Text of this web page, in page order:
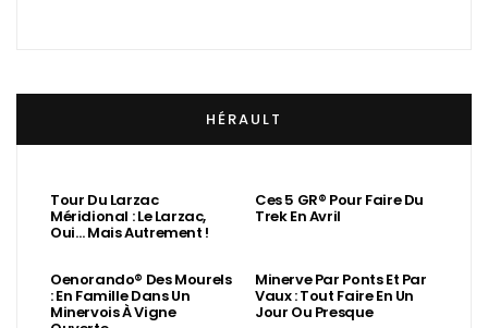
HÉRAULT
Tour Du Larzac
Méridional : Le Larzac,
Oui… Mais Autrement !
Ces 5 GR® Pour Faire Du
Trek En Avril
Oenorando® Des Mourels
: En Famille Dans Un
Minervois À Vigne
Minerve Par Ponts Et Par
Vaux : Tout Faire En Un
Jour Ou Presque